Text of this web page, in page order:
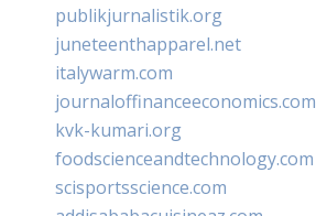
publikjurnalistik.org
juneteenthapparel.net
italywarm.com
journaloffinanceeconomics.com
kvk-kumari.org
foodscienceandtechnology.com
scisportsscience.com